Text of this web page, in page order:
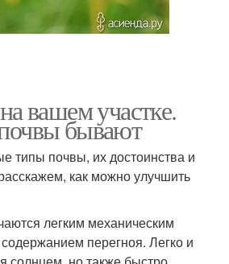
вашем участке.
бывают
типы почвы, их достоинства и
как можно улучшить
легким механическим
перегноя. Легко и